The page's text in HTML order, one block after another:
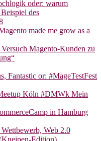
oder: warum
des
made me grow as a
Magento-Kunden zu
Fantastic or: #MageTestFest
Köln #DMWk Mein
in Hamburg
Web 2.0